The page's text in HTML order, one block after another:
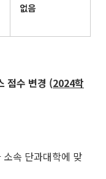
없음
점수 변경 (2024학
속 단과대학에 맞